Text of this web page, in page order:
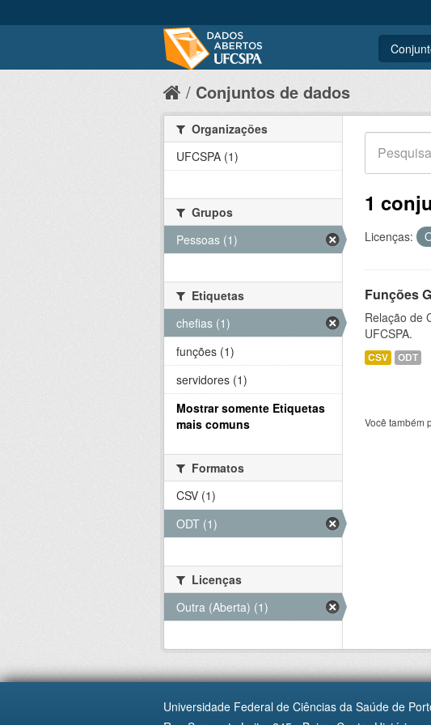
Conjuntos de dados
1
Licenças:
Funções
Relação de
UFCSPA.
CSV ODT
Você também
Organizações
UFCSPA (1)
Grupos
Pessoas (1)
Etiquetas
chefias (1)
funções (1)
servidores (1)
Mostrar somente Etiquetas
mais comuns
Formatos
CSV (1)
ODT (1)
Licenças
Outra (Aberta) (1)
Universidade Federal de Ciências da Saúde de